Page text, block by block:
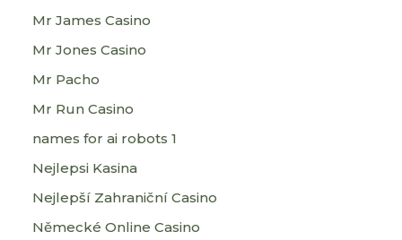
Mr James Casino
Mr Jones Casino
Mr Pacho
Mr Run Casino
names for ai robots 1
Nejlepsi Kasina
Nejlepší Zahraniční Casino
Německé Online Casino